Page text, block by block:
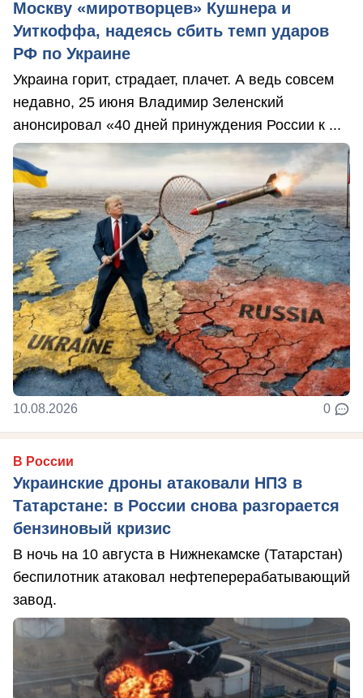
Москву «миротворцев» Кушнера и
Уиткоффа, надеясь сбить темп ударов
РФ по Украине
Украина горит, страдает, плачет. А ведь совсем
недавно, 25 июня Владимир Зеленский
анонсировал «40 дней принуждения России к ...
10.08.2026 0
В России
Украинские дроны атаковали НПЗ в
Татарстане: в России снова разгорается
бензиновый кризис
В ночь на 10 августа в Нижнекамске (Татарстан)
беспилотник атаковал нефтеперерабатывающий
завод.